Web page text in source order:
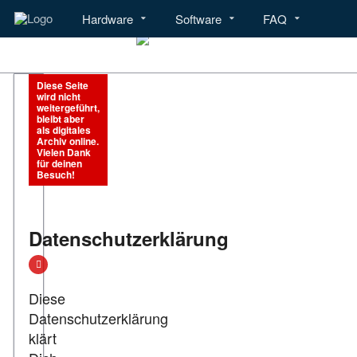
Hardware Software FAQ
Menü Hardware Software
Diese Seite
wird nicht
weitergeführt,
bleibt aber
als digitales
Archiv online.
Vielen Dank
für deinen
Besuch!
Datenschutzerklärung
Diese
Datenschutzerklärung
klärt